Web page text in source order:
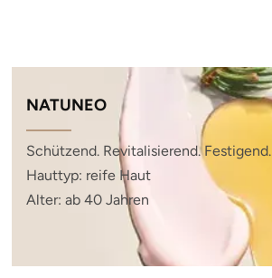
NATUNEO
Schützend. Revitalisierend. Festigend.
Hauttyp: reife Haut
Alter: ab 40 Jahren